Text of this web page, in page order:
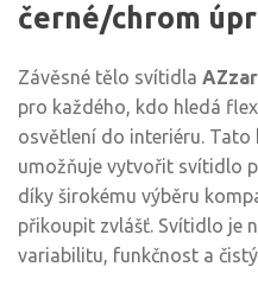
černé/chrom
Závěsné tělo svítidla
pro každého, kdo hledá
osvětlení do interiéru. Tato
umožňuje vytvořit svítidlo
díky širokému výběru
přikoupit zvlášť. Svítidlo je
variabilitu, funkčnost a